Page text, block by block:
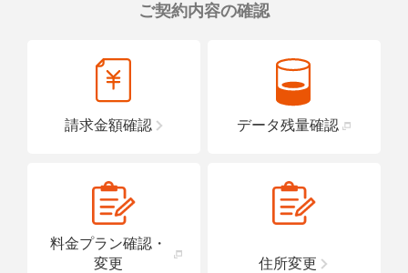
ご契約内容の確認
請求金額確認 データ残量確認
料金プラン確認・
変更
住所変更